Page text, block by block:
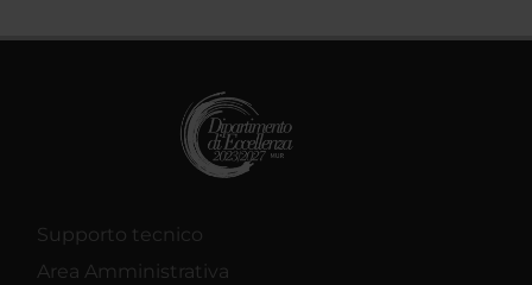
Supporto tecnico
Area Amministrativa